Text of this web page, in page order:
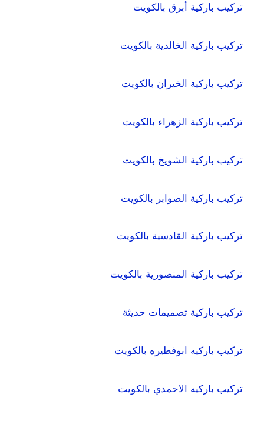
تركيب باركية أبرق بالكويت
تركيب باركية الخالدية بالكويت
تركيب باركية الخيران بالكويت
تركيب باركية الزهراء بالكويت
تركيب باركية الشويخ بالكويت
تركيب باركية الصوابر بالكويت
تركيب باركية القادسية بالكويت
تركيب باركية المنصورية بالكويت
تركيب باركية تصميمات حديثة
تركيب باركيه ابوفطيره بالكويت
تركيب باركيه الاحمدي بالكويت